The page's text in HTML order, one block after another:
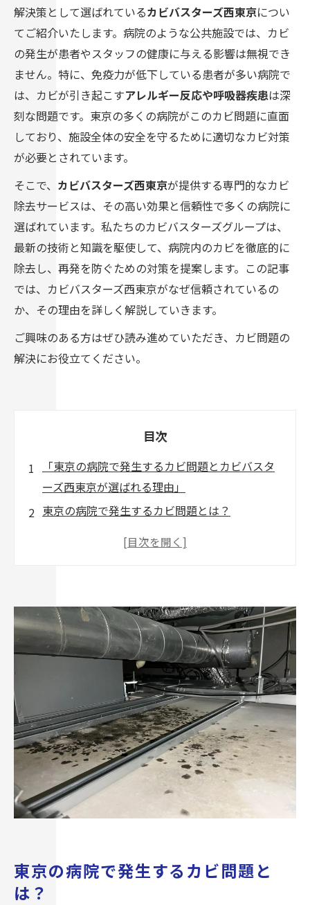
解決策として選ばれているカビバスターズ西東京につい
てご紹介いたします。病院のような公共施設では、カビ
の発生が患者やスタッフの健康に与える影響は無視でき
ません。特に、免疫力が低下している患者が多い病院で
は、カビが引き起こすアレルギー反応や呼吸器疾患は深
刻な問題です。東京の多くの病院がこのカビ問題に直面
しており、施設全体の安全を守るために適切なカビ対策
が必要とされています。
そこで、 カビバスターズ西東京が提供する専門的なカビ
除去サービスは、その高い効果と信頼性で多くの病院に
選ばれています。私たちのカビバスターズグループは、
最新の技術と知識を駆使して、病院内のカビを徹底的に
除去し、再発を防ぐための対策を提案します。この記事
では、カビバスターズ西東京がなぜ信頼されているの
か、その理由を詳しく解説していきます。
ご興味のある方はぜひ読み進めていただき、カビ問題の
解決にお役立てください。
目次
「東京の病院で発生するカビ問題とカビバスタ
ーズ西東京が選ばれる理由」
東京の病院で発生するカビ問題とは？
病院内のカビがもたらすリスクと健康被害
必要性
なぜカビバスターズ西東京が病院に選ばれるの
実績と信頼のカビバスターズ西東京の強み
東京の病院で発生するカビ問題と
は？